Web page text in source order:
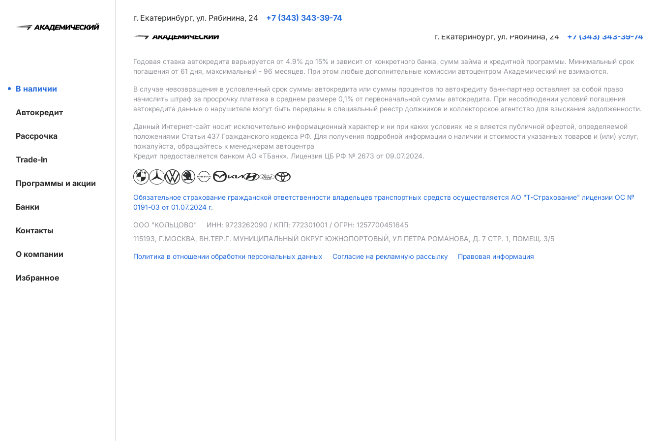
В наличии
Автокредит
Рассрочка
Trade-In
Программы и акции
Банки
Контакты
О компании
Избранное
г. Екатеринбург, ул. Рябинина, 24
+7 (343) 343-39-74
г. Екатеринбург, ул. Рябинина, 24
+7 (343) 343-39-74
Годовая ставка автокредита варьируется от 4.9% до 15% и зависит от конкретного банка, сумм займа и кредитной программы. Минимальный срок
погашения от 61 дня, максимальный - 96 месяцев. При этом любые дополнительные комиссии автоцентром Академический не взимаются.
В случае невозвращения в условленный срок суммы автокредита или суммы процентов по автокредиту банк-партнер оставляет за собой право
начислить штраф за просрочку платежа в среднем размере 0,1% от первоначальной суммы автокредита. При несоблюдении условий погашения
автокредита данные о нарушителе могут быть переданы в специальный реестр должников и коллекторское агентство для взыскания задолженности.
Данный Интернет-сайт носит исключительно информационный характер и ни при каких условиях не я вляется публичной офертой, определяемой
положениями Статьи 437 Гражданского кодекса РФ. Для получения подробной информации о наличии и стоимости указанных товаров и (или) услуг,
пожалуйста, обращайтесь к менеджерам автоцентра
Кредит предоставляется банком АO «ТБанк». Лицензия ЦБ РФ № 2673 от 09.07.2024.
Обязательное страхование гражданской ответственности владельцев транспортных средств осуществляется АО "Т-Страхование" лицензии ОС №
0191-03 от 01.07.2024 г.
ООО "КОЛЬЦОВО" ИНН: 9723262090 / КПП: 772301001 / ОГРН: 1257700451645
115193, Г.МОСКВА, ВН.ТЕР.Г. МУНИЦИПАЛЬНЫЙ ОКРУГ ЮЖНОПОРТОВЫЙ, УЛ ПЕТРА РОМАНОВА, Д. 7 СТР. 1, ПОМЕЩ. 3/5
Политика в отношении обработки персональных данных Согласие на рекламную рассылку Правовая информация